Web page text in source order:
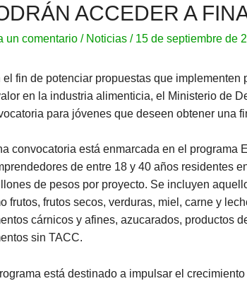
ACCEDER A
un comentario / Noticias/ 15 de septiembre de
el fin de potenciar propuestas que
en la industria alimenticia, el Ministerio de
para jóvenes que deseen obtener una
convocatoria está enmarcada en el programa
de entre 18 y 40 años residentes
de pesos por proyecto. Se incluyen
frutos, frutos secos, verduras, miel, carne y
cárnicos y afines, azucarados, productos
sin TACC.
está destinado a impulsar el